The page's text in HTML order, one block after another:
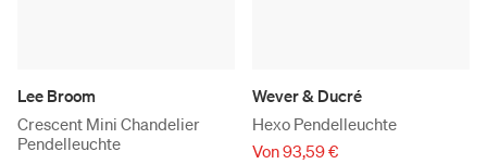
Lee Broom
Crescent Mini Chandelier
Pendelleuchte
Wever & Ducré
Hexo Pendelleuchte
Von 93,59 €